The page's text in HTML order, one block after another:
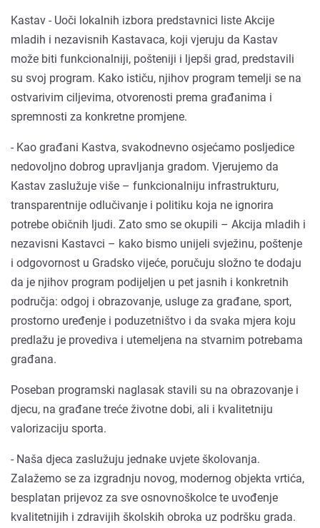
Kastav - Uoči lokalnih izbora predstavnici liste Akcije
mladih i nezavisnih Kastavaca, koji vjeruju da Kastav
može biti funkcionalniji, pošteniji i ljepši grad, predstavili
su svoj program. Kako ističu, njihov program temelji se na
ostvarivim ciljevima, otvorenosti prema građanima i
spremnosti za konkretne promjene.
- Kao građani Kastva, svakodnevno osjećamo posljedice
nedovoljno dobrog upravljanja gradom. Vjerujemo da
Kastav zaslužuje više – funkcionalniju infrastrukturu,
transparentnije odlučivanje i politiku koja ne ignorira
potrebe običnih ljudi. Zato smo se okupili – Akcija mladih i
nezavisni Kastavci – kako bismo unijeli svježinu, poštenje
i odgovornost u Gradsko vijeće, poručuju složno te dodaju
da je njihov program podijeljen u pet jasnih i konkretnih
područja: odgoj i obrazovanje, usluge za građane, sport,
prostorno uređenje i poduzetništvo i da svaka mjera koju
predlažu je provediva i utemeljena na stvarnim potrebama
građana.
Poseban programski naglasak stavili su na obrazovanje i
djecu, na građane treće životne dobi, ali i kvalitetniju
valorizaciju sporta.
- Naša djeca zaslužuju jednake uvjete školovanja.
Zalažemo se za izgradnju novog, modernog objekta vrtića,
besplatan prijevoz za sve osnovnoškolce te uvođenje
kvalitetnijih i zdravijih školskih obroka uz podršku grada.